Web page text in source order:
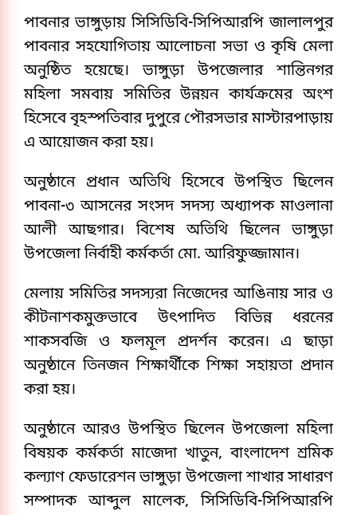
পাবনার ভাঙ্গুড়ায় সিসিডিবি-সিপিআরপি জালালপুর
পাবনার সহযোগিতায় আলোচনা সভা ও কৃষি মেলা
অনুষ্ঠিত হয়েছে। ভাঙ্গুড়া উপজেলার শান্তিনগর
মহিলা সমবায় সমিতির উন্নয়ন কার্যক্রমের অংশ
হিসেবে বৃহস্পতিবার দুপুরে পৌরসভার মাস্টারপাড়ায়
এ আয়োজন করা হয়।
অনুষ্ঠানে প্রধান অতিথি হিসেবে উপস্থিত ছিলেন
পাবনা-৩ আসনের সংসদ সদস্য অধ্যাপক মাওলানা
আলী আছগার। বিশেষ অতিথি ছিলেন ভাঙ্গুড়া
উপজেলা নির্বাহী কর্মকর্তা মো. আরিফুজ্জামান।
মেলায় সমিতির সদস্যরা নিজেদের আঙিনায় সার ও
কীটনাশকমুক্তভাবে উৎপাদিত বিভিন্ন ধরনের
শাকসবজি ও ফলমূল প্রদর্শন করেন। এ ছাড়া
অনুষ্ঠানে তিনজন শিক্ষার্থীকে শিক্ষা সহায়তা প্রদান
করা হয়।
অনুষ্ঠানে আরও উপস্থিত ছিলেন উপজেলা মহিলা
বিষয়ক কর্মকর্তা মাজেদা খাতুন, বাংলাদেশ শ্রমিক
কল্যাণ ফেডারেশন ভাঙ্গুড়া উপজেলা শাখার সাধারণ
সম্পাদক আব্দুল মালেক, সিসিডিবি-সিপিআরপি